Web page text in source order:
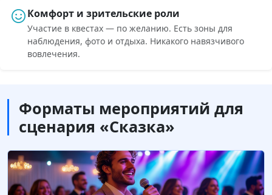
Комфорт и зрительские роли
Участие в квестах — по желанию. Есть зоны для
наблюдения, фото и отдыха. Никакого навязчивого
вовлечения.
Форматы мероприятий для
сценария «Сказка»